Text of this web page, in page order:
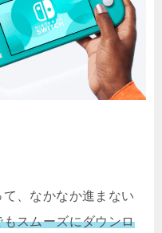
て、なかなか進まない
もスムーズにダウンロ